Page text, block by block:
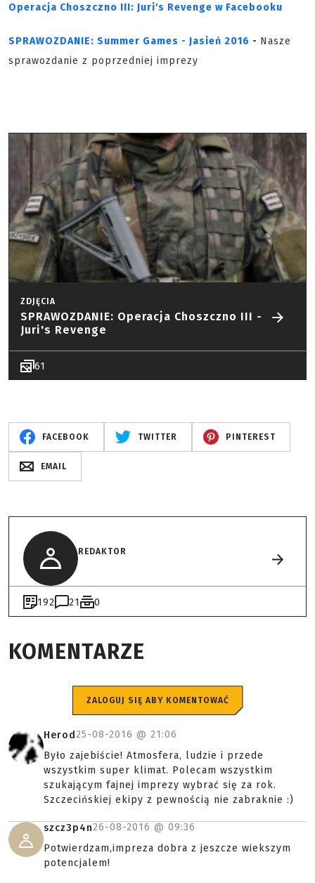
Operacja Choszczno III: Juri's Revenge w Facebooku
SPRAWOZDANIE: Summer Games - Jasień 2016 - Nasze
sprawozdanie z poprzedniej imprezy
ZDJĘCIA
SPRAWOZDANIE: Operacja Choszczno III -
Juri's Revenge
61
FACEBOOK TWITTER PINTEREST
EMAIL
REDAKTOR
192 21 0
KOMENTARZE
ZALOGUJ SIĘ ABY KOMENTOWAĆ
Herod25-08-2016 @ 21:06
Było zajebiście! Atmosfera, ludzie i przede
wszystkim super klimat. Polecam wszystkim
szukającym fajnej imprezy wybrać się za rok.
Szczecińskiej ekipy z pewnością nie zabraknie :)
szcz3p4n26-08-2016 @ 09:36
Potwierdzam,impreza dobra z jeszcze wiekszym
potencjalem!